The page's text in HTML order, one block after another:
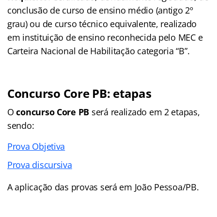
conclusão de curso de ensino médio (antigo 2º
grau) ou de curso técnico equivalente, realizado
em instituição de ensino reconhecida pelo MEC e
Carteira Nacional de Habilitação categoria “B”.
Concurso Core PB: etapas
Oconcurso Core PB será realizado em 2 etapas,
sendo:
Prova Objetiva
Prova discursiva
A aplicação das provas será em João Pessoa/PB.